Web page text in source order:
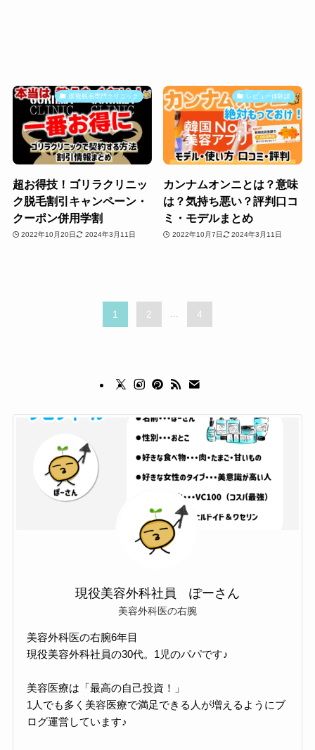
医療脱毛専門クリニック
超お得技！ゴリラクリニッ
ク脱毛割引キャンペーン・
クーポン併用学割
2022年10月20日 2024年3月11日
レビュー体験談
カンナムオンニとは？意味
は？気持ち悪い？評判口コ
ミ・モデルまとめ
2022年10月7日 2024年3月11日
1 2 ... 4
現役美容外科社員 ぽーさん
美容外科医の右腕
美容外科医の右腕6年目
現役美容外科社員の30代。1児のパパです♪
美容医療は「最高の自己投資！」
1人でも多く美容医療で満足できる人が増えるようにブ
ログ運営しています♪